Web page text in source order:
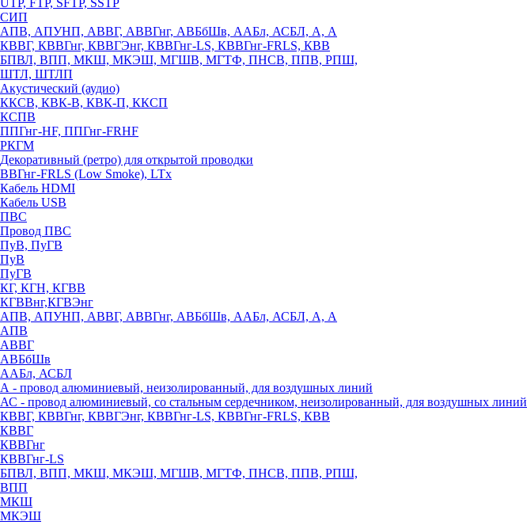
UTP, FTP, SFTP, SSTP
СИП
АПВ, АПУНП, АВВГ, АВВГнг, АВБбШв, ААБл, АСБЛ, А, А
КВВГ, КВВГнг, КВВГЭнг, КВВГнг-LS, КВВГнг-FRLS, КВВ
БПВЛ, ВПП, МКШ, МКЭШ, МГШВ, МГТФ, ПНСВ, ППВ, РПШ,
ШТЛ, ШТЛП
Акустический (аудио)
ККСВ, КВК-В, КВК-П, ККСП
КСПВ
ППГнг-HF, ППГнг-FRHF
РКГМ
Декоративный (ретро) для открытой проводки
ВВГнг-FRLS (Low Smoke), LTx
Кабель HDMI
Кабель USB
ПВС
Провод ПВС
ПуВ, ПуГВ
ПуВ
ПуГВ
КГ, КГН, КГВВ
КГВВнг,КГВЭнг
АПВ, АПУНП, АВВГ, АВВГнг, АВБбШв, ААБл, АСБЛ, А, А
АПВ
АВВГ
АВБбШв
ААБл, АСБЛ
А - провод алюминиевый, неизолированный, для воздушных линий
АС - провод алюминиевый, со стальным сердечником, неизолированный, для воздушных линий
КВВГ, КВВГнг, КВВГЭнг, КВВГнг-LS, КВВГнг-FRLS, КВВ
КВВГ
КВВГнг
КВВГнг-LS
БПВЛ, ВПП, МКШ, МКЭШ, МГШВ, МГТФ, ПНСВ, ППВ, РПШ,
ВПП
МКШ
МКЭШ